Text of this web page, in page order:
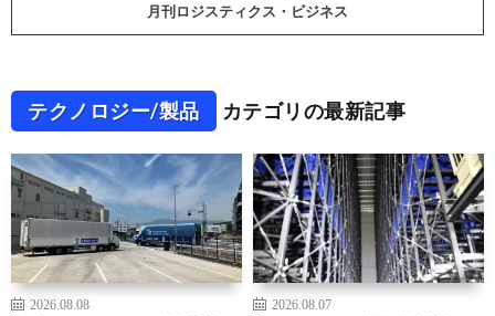
月刊ロジスティクス・ビジネス
テクノロジー/製品 カテゴリの最新記事
2026.08.08
2026.08.07